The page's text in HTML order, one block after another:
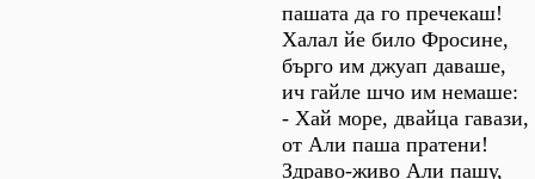
пашата да го пречекаш!
Халал йе било Фросине,
бърго им джуап даваше,
ич гайле шчо им немаше:
- Хай море, двайца гавази,
от Али паша пратени!
Здраво-живо Али пашу,